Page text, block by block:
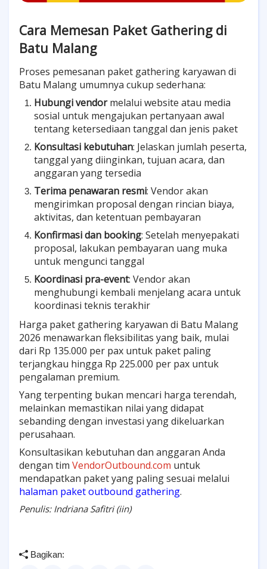
Cara Memesan Paket Gathering di
Batu Malang
Proses pemesanan paket gathering karyawan di
Batu Malang umumnya cukup sederhana:
Hubungi vendormelalui website atau media
sosial untuk mengajukan pertanyaan awal
tentang ketersediaan tanggal dan jenis paket
Konsultasi kebutuhan: Jelaskan jumlah peserta,
tanggal yang diinginkan, tujuan acara, dan
anggaran yang tersedia
Terima penawaran resmi: Vendor akan
mengirimkan proposal dengan rincian biaya,
aktivitas, dan ketentuan pembayaran
Konfirmasi dan booking: Setelah menyepakati
proposal, lakukan pembayaran uang muka
untuk mengunci tanggal
Koordinasi pra-event: Vendor akan
menghubungi kembali menjelang acara untuk
koordinasi teknis terakhir
Harga paket gathering karyawan di Batu Malang
2026 menawarkan fleksibilitas yang baik, mulai
dari Rp 135.000 per pax untuk paket paling
terjangkau hingga Rp 225.000 per pax untuk
pengalaman premium.
Yang terpenting bukan mencari harga terendah,
melainkan memastikan nilai yang didapat
sebanding dengan investasi yang dikeluarkan
perusahaan.
Konsultasikan kebutuhan dan anggaran Anda
dengan tim VendorOutbound.com untuk
mendapatkan paket yang paling sesuai melalui
halaman paket outbound gathering.
Penulis: Indriana Safitri (iin)
Bagikan: